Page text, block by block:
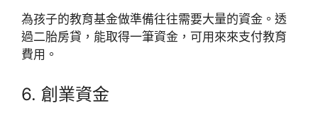
為孩子的教育基金做準備往往需要大量的資金。透
過二胎房貸，能取得一筆資金，可用來來支付教育
費用。
6. 創業資金